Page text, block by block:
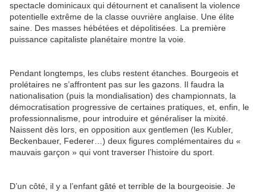
spectacle dominicaux qui détournent et canalisent la violence
potentielle extrême de la classe ouvrière anglaise. Une élite
saine. Des masses hébétées et dépolitisées. La première
puissance capitaliste planétaire montre la voie.
Pendant longtemps, les clubs restent étanches. Bourgeois et
prolétaires ne s’affrontent pas sur les gazons. Il faudra la
nationalisation (puis la mondialisation) des championnats, la
démocratisation progressive de certaines pratiques, et, enfin, le
professionnalisme, pour introduire et généraliser la mixité.
Naissent dès lors, en opposition aux gentlemen (les Kubler,
Beckenbauer, Federer…) deux figures complémentaires du «
mauvais garçon » qui vont traverser l’histoire du sport.
D’un côté, il y a l’enfant gâté et terrible de la bourgeoisie. Je